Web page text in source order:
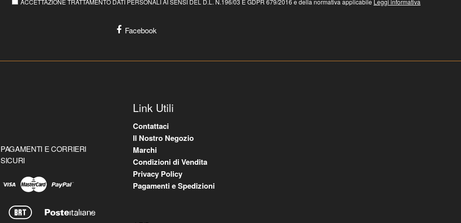
ACCETTAZIONE TRATTAMENTO DATI PERSONALI AI SENSI DEL D.L. N.196/03 E GDPR 679/2016 e della normativa applicabile Leggi informativa
Facebook
PAGAMENTI E CORRIERI
SICURI
Link Utili
Contattaci
Il Nostro Negozio
Marchi
Condizioni di Vendita
Privacy Policy
Pagamenti e Spedizioni